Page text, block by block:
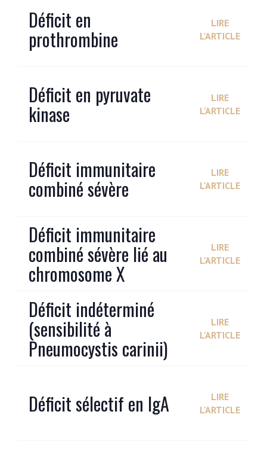
Déficit en
prothrombine
LIRE
L'ARTICLE
Déficit en pyruvate
kinase
LIRE
L'ARTICLE
Déficit immunitaire
combiné sévère
LIRE
L'ARTICLE
Déficit immunitaire
combiné sévère lié au
chromosome X
LIRE
L'ARTICLE
Déficit indéterminé
(sensibilité à
Pneumocystis carinii)
LIRE
L'ARTICLE
Déficit sélectif en IgA
LIRE
L'ARTICLE